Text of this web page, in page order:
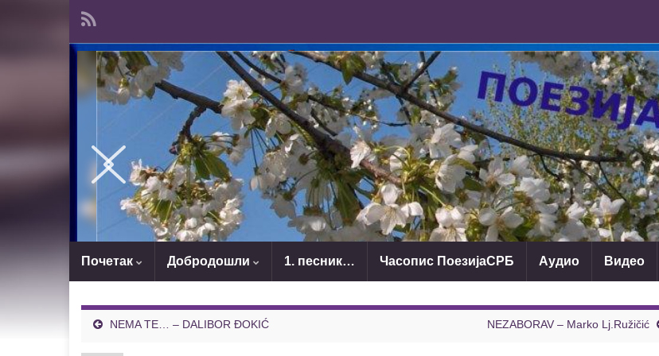
Почетак Добродошли 1. песник… Часопис ПоезијаСРБ Аудио Видео
NEMA TE… – DALIBOR ĐOKIĆ NEZABORAV – Marko Lj.Ružičić